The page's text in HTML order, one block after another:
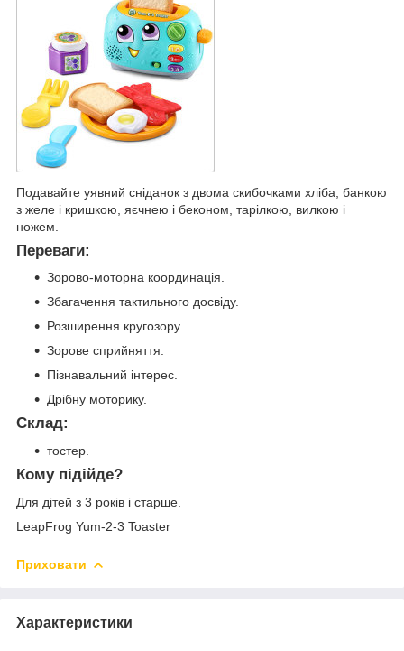
Подавайте уявний сніданок з двома скибочками хліба, банкою
з желе і кришкою, яєчнею і беконом, тарілкою, вилкою і
ножем.
Переваги:
Зорово-моторна координація.
Збагачення тактильного досвіду.
Розширення кругозору.
Зорове сприйняття.
Пізнавальний інтерес.
Дрібну моторику.
Склад:
тостер.
Кому підійде?
Для дітей з 3 років і старше.
LeapFrog Yum-2-3 Toaster
Приховати
Характеристики